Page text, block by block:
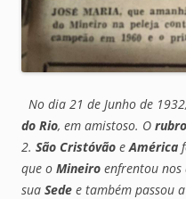
No dia 21 de Junho de 1932
do Rio, em amistoso. O
2. São Cristóvão e América
que o Mineiro enfrentou nos
sua Sede e também passou